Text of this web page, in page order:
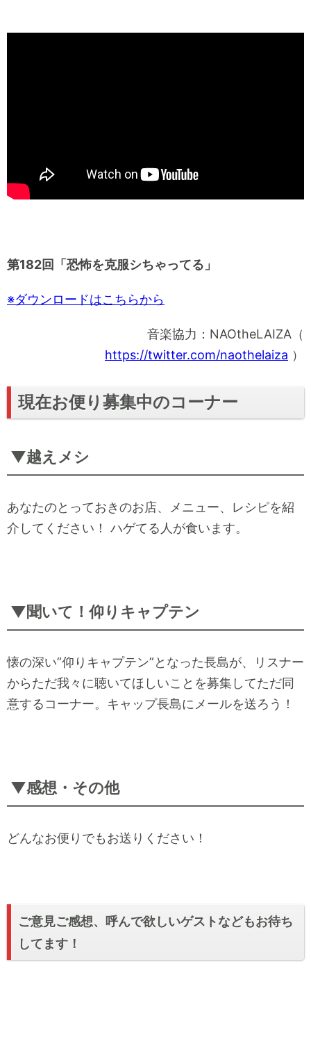
第182回「恐怖を克服シちゃってる」
※ダウンロードはこちらから
音楽協力：NAOtheLAIZA（
https://twitter.com/naothelaiza ）
現在お便り募集中のコーナー
▼越えメシ
あなたのとっておきのお店、メニュー、レシピを紹
介してください！ ハゲてる人が食います。
▼聞いて！仰りキャプテン
懐の深い”仰りキャプテン”となった長島が、リスナー
からただ我々に聴いてほしいことを募集してただ同
意するコーナー。キャップ長島にメールを送ろう！
▼感想・その他
どんなお便りでもお送りください！
ご意見ご感想、呼んで欲しいゲストなどもお待ち
してます！